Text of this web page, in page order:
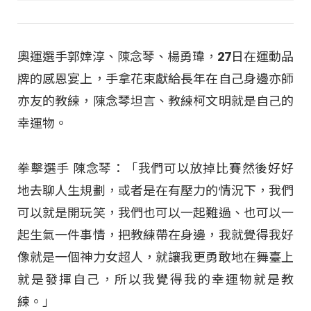
奧運選手郭婞淳、陳念琴、楊勇瑋，27日在運動品
牌的感恩宴上，手拿花束獻給長年在自己身邊亦師
亦友的教練，陳念琴坦言、教練柯文明就是自己的
幸運物。
拳擊選手 陳念琴：「我們可以放掉比賽然後好好
地去聊人生規劃，或者是在有壓力的情況下，我們
可以就是開玩笑，我們也可以一起難過、也可以一
起生氣一件事情，把教練帶在身邊，我就覺得我好
像就是一個神力女超人，就讓我更勇敢地在舞臺上
就是發揮自己，所以我覺得我的幸運物就是教
練。」